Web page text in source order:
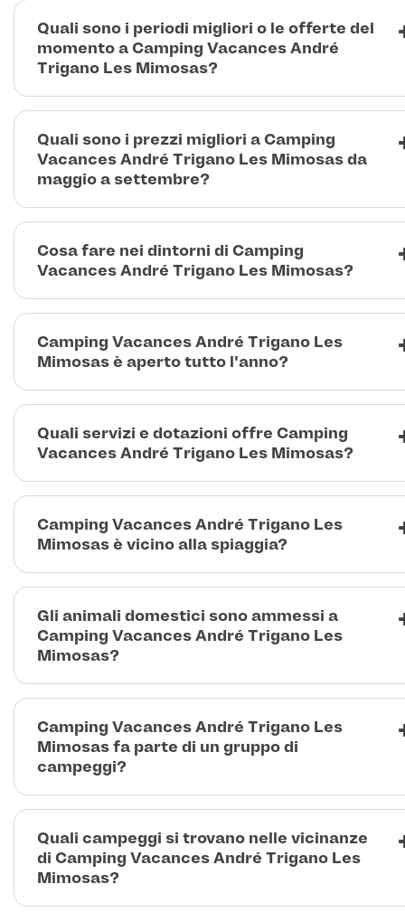
Quali sono i periodi migliori o le offerte del
momento a Camping Vacances André
Trigano Les Mimosas?
Quali sono i prezzi migliori a Camping
Vacances André Trigano Les Mimosas da
maggio a settembre?
Cosa fare nei dintorni di Camping
Vacances André Trigano Les Mimosas?
Camping Vacances André Trigano Les
Mimosas è aperto tutto l'anno?
Quali servizi e dotazioni offre Camping
Vacances André Trigano Les Mimosas?
Camping Vacances André Trigano Les
Mimosas è vicino alla spiaggia?
Gli animali domestici sono ammessi a
Camping Vacances André Trigano Les
Mimosas?
Camping Vacances André Trigano Les
Mimosas fa parte di un gruppo di
campeggi?
Quali campeggi si trovano nelle vicinanze
di Camping Vacances André Trigano Les
Mimosas?